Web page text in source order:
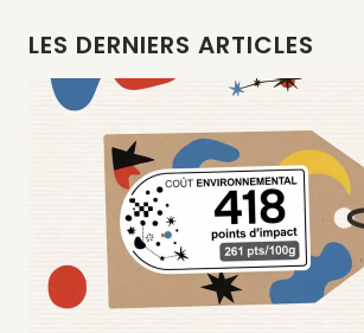
LES DERNIERS ARTICLES